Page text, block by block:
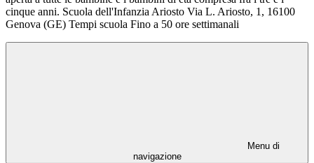
cinque anni. Scuola dell'Infanzia Ariosto Via L. Ariosto, 1, 16100
Genova (GE) Tempi scuola Fino a 50 ore settimanali
Menu di
navigazione